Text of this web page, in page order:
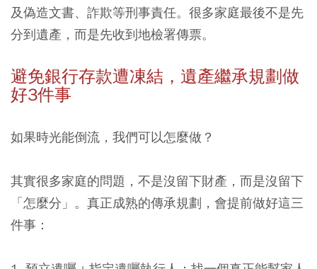
及偽造文書、詐欺等刑事責任。很多家庭最後不是先
分到遺產，而是先收到地檢署傳票。
避免銀行存款遭凍結，遺產繼承規劃做
好3件事
如果時光能倒流，我們可以怎麼做？
其實很多家庭的問題，不是沒留下財產，而是沒留下
「怎麼分」。真正成熟的傳承規劃，會提前做好這三
件事：